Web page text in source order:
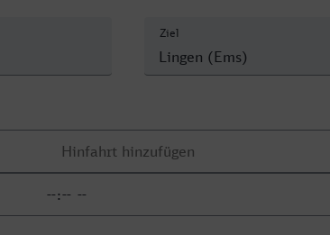
Ziel